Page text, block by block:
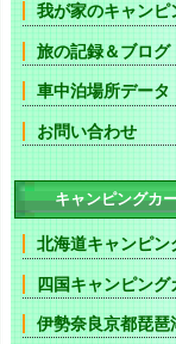
我が家のキャンピ
旅の記録＆ブログ
車中泊場所データ
お問い合わせ
キャンピングカ
北海道キャンピン
四国キャンピング
伊勢奈良京都琵琶